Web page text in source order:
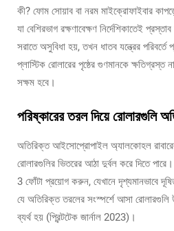
কী? ফোম সোয়াব বা নরম মাইক্রোফাইবার
যা বেশিরভাগ রক্ষণাবেক্ষণ নির্দেশিকাতেই
সরাতে অসুবিধা হয়, তখন ধাতব যন্ত্রের পরিবর্তে
প্লাস্টিক রোলারের পৃষ্ঠের গুণমানকে ক্ষতিগ্রস্ত
সক্ষম হবে।
পরিষ্কারের তরল দিয়ে রোলারগুলি
অতিরিক্ত আইসোপ্রোপাইল অ্যালকোহল
রোলারগুলির ভিতরের আঠা দুর্বল করে দিতে
3 ফোঁটা প্রয়োগ করুন, যেখানে দৃশ্যমানভাবে
যে অতিরিক্ত তরলের সংস্পর্শে আসা রোলারগুলি
ব্যর্থ হয় (প্রিন্টটেক জার্নাল 2023)।